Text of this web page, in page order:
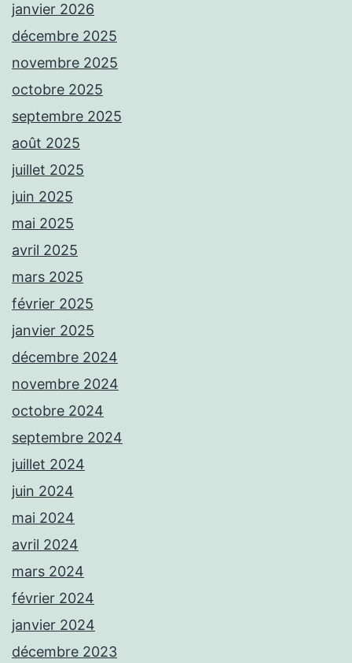
janvier 2026
décembre 2025
novembre 2025
octobre 2025
septembre 2025
août 2025
juillet 2025
juin 2025
mai 2025
avril 2025
mars 2025
février 2025
janvier 2025
décembre 2024
novembre 2024
octobre 2024
septembre 2024
juillet 2024
juin 2024
mai 2024
avril 2024
mars 2024
février 2024
janvier 2024
décembre 2023